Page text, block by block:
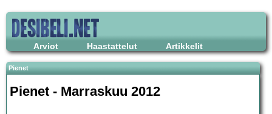
Arviot Haastattelut Artikkelit
Pienet
Pienet - Marraskuu 2012